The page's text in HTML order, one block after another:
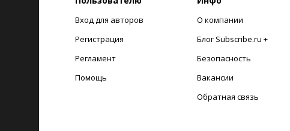
Вход для авторов
Регистрация
Регламент
Помощь
О компании
Блог Subscribe.ru +
Безопасность
Вакансии
Обратная связь